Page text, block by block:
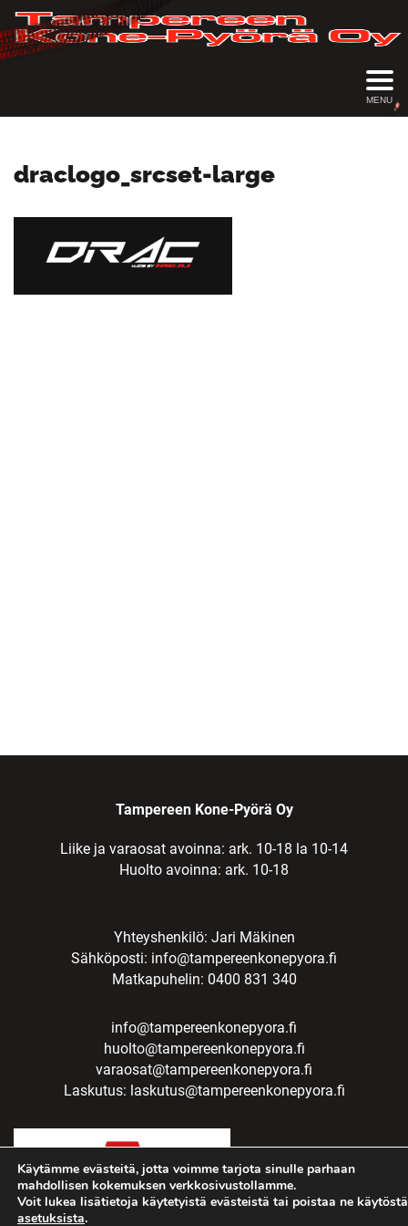
MENU
draclogo_srcset-large
Tampereen Kone-Pyörä Oy
Liike ja varaosat avoinna: ark. 10-18 la 10-14
Huolto avoinna: ark. 10-18
Yhteyshenkilö: Jari Mäkinen
Sähköposti: info@tampereenkonepyora.fi
Matkapuhelin: 0400 831 340
info@tampereenkonepyora.fi
huolto@tampereenkonepyora.fi
varaosat@tampereenkonepyora.fi
Laskutus: laskutus@tampereenkonepyora.fi
Käytämme evästeitä, jotta voimme tarjota sinulle parhaan
mahdollisen kokemuksen verkkosivustollamme.
Voit lukea lisätietoja käytetyistä evästeistä tai poistaa ne käytöstä
asetuksista.